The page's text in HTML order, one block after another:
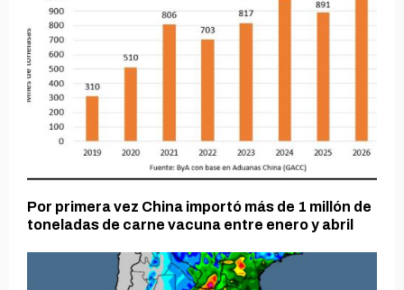
Por primera vez China importó más de 1 millón de
toneladas de carne vacuna entre enero y abril